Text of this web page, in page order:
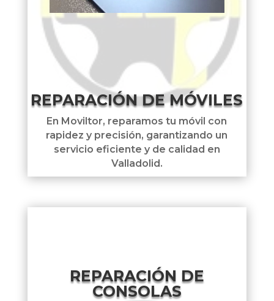
REPARACIÓN DE MÓVILES
En Moviltor, reparamos tu móvil con
rapidez y precisión, garantizando un
servicio eficiente y de calidad en
Valladolid.
REPARACIÓN DE
CONSOLAS